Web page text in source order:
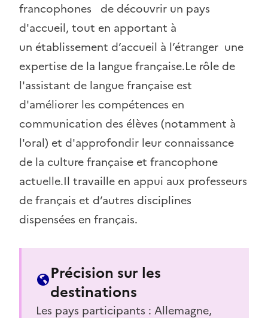
francophones de découvrir un pays
d'accueil, tout en apportant à
un établissement d’accueil à l’étranger une
expertise de la langue française.Le rôle de
l'assistant de langue française est
d'améliorer les compétences en
communication des élèves (notamment à
l'oral) et d'approfondir leur connaissance
de la culture française et francophone
actuelle.Il travaille en appui aux professeurs
de français et d’autres disciplines
dispensées en français.
Précision sur les
destinations
Les pays participants : Allemagne,